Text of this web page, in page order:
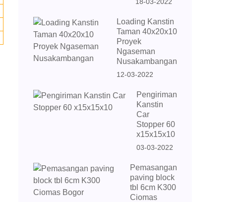
Loading Kanstin
Taman 40x20x10
Proyek
Ngaseman
Nusakambangan
12-03-2022
Pengiriman
Kanstin
Car
Stopper 60
x15x15x10
03-03-2022
Pemasangan
paving block
tbl 6cm K300
Ciomas